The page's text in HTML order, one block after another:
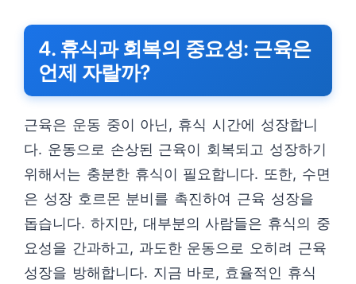
4. 휴식과 회복의 중요성: 근육은
언제 자랄까?
근육은 운동 중이 아닌, 휴식 시간에 성장합니
다. 운동으로 손상된 근육이 회복되고 성장하기
위해서는 충분한 휴식이 필요합니다. 또한, 수면
은 성장 호르몬 분비를 촉진하여 근육 성장을
돕습니다. 하지만, 대부분의 사람들은 휴식의 중
요성을 간과하고, 과도한 운동으로 오히려 근육
성장을 방해합니다. 지금 바로, 효율적인 휴식